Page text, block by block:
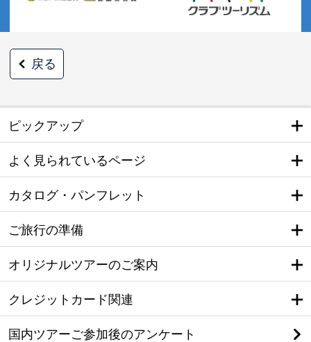
戻る
ピックアップ
よく見られているページ
カタログ・パンフレット
ご旅行の準備
オリジナルツアーのご案内
クレジットカード関連
国内ツアーご参加後のアンケート